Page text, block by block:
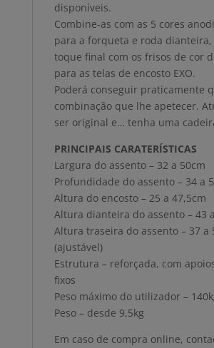
disponíveis.
Combine-as com as 5 cores
para a forqueta e roda
toque final com os frisos de cor
para as telas de encosto EXO.
Poderá conseguir praticamente
combinação que lhe apetecer.
ser original e… tenha uma
PRINCIPAIS CARATERÍSTICAS
Largura do assento – 32 a 50cm
Profundidade do assento – 34 a
Altura do encosto – 25 a 47,5cm
Altura dianteira do assento – 43
Altura traseira do assento – 37 a
(ajustável)
Estrutura – reforçada, com
fixos
Peso máximo do utilizador –
Peso – desde 9,5kg
Em caso de compra online,